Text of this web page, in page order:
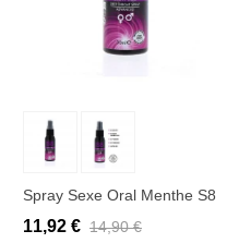
Spray Sexe Oral Menthe S8
11,92 € 14,90 €